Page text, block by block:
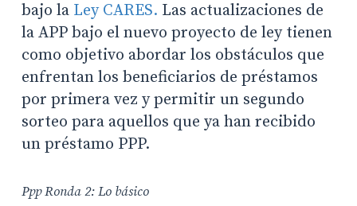
bajo la Ley CARES. Las actualizaciones de
la APP bajo el nuevo proyecto de ley tienen
como objetivo abordar los obstáculos que
enfrentan los beneficiarios de préstamos
por primera vez y permitir un segundo
sorteo para aquellos que ya han recibido
un préstamo PPP.
Ppp Ronda 2: Lo básico